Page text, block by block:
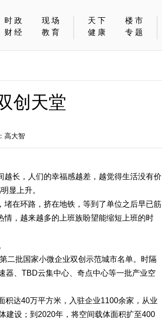
时政
现场
财经
教育
天下
楼市
健康
专题
创天堂
高大智
长，人们的幸福感越差，越觉得生活没有价
显上升。
在环路，挤在地铁，等到了单位之后早已筋
，越来越多的上班族盼望能缩短上班的时
二批国家小微企业双创示范城市名单。时隔
器、TBD云集中心、奇点中心等一批产业空
积达40万平方米，入驻企业1100余家，从业
建设；到2020年，将空间载体面积扩至400